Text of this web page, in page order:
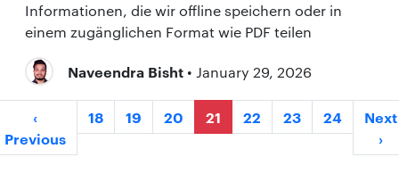
Informationen, die wir offline speichern oder in
einem zugänglichen Format wie PDF teilen
Naveendra Bisht • January 29, 2026
‹
Previous
18 19 20 21 22 23 24
Next
›